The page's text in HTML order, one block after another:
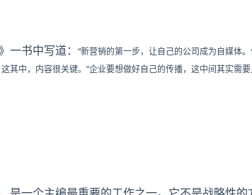
书中写道：
“新营销的第一步，让自己的公司成为自媒体
其中，内容很关键。”企业要想做好自己的传播，这中间其实需